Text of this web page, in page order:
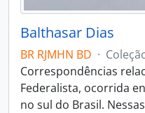
Balthasar Dias
BR RJMHN BD ·
Correspondências
Federalista, ocorrida
no sul do Brasil.